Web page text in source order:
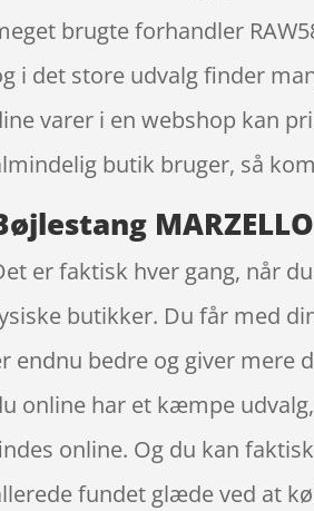
brugte forhandler
i det store udvalg finder
varer i en webshop kan
butik bruger, så
er faktisk hver gang, når
butikker. Du får med
endnu bedre og giver mere
online har et kæmpe
online. Og du kan
fundet glæde ved at